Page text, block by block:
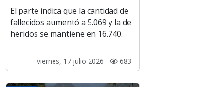
El parte indica que la cantidad de
fallecidos aumentó a 5.069 y la de
heridos se mantiene en 16.740.
viernes, 17 julio 2026 - 683